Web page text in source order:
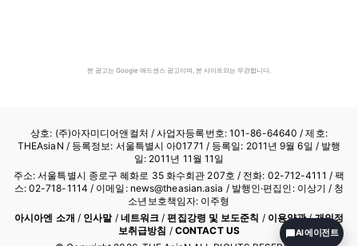
본 광고는 Google 애드센스 광고이며, 본 사이트와는 무관합니다.
상호: (주)아자미디어앤컬처 /사업자등록번호: 101-86-64640 / 제호:
THEAsiaN / 등록정보: 서울특별시 아01771 / 등록일: 2011년 9월 6일 / 발행
일: 2011년 11월 11일
주소: 서울특별시 종로구 혜화로 35 화수회관 207호 / 전화: 02-712-4111 / 팩
스: 02-718-1114 / 이메일: news@theasian.asia / 발행인·편집인: 이상기 / 청
소년보호책임자: 이주형
아시아엔 소개 / 인사말/ 네트워크 /편집강령 및 보도준칙 / 이용약관/개인정
보취급방침 / CONTACT US
AI 에이전트